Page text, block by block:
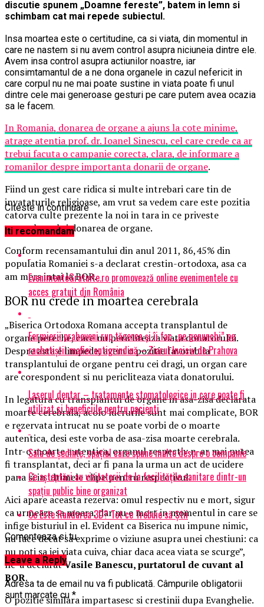
discutie spunem „Doamne fereste”, batem in lemn si
schimbam cat mai repede subiectul.
Insa moartea este o certitudine, ca si viata, din momentul in
care ne nastem si nu avem control asupra niciuneia dintre ele.
Avem insa control asupra actiunilor noastre, iar
consimtamantul de a ne dona organele in cazul nefericit in
care corpul nu ne mai poate sustine in viata poate fi unul
dintre cele mai generoase gesturi pe care putem avea ocazia
sa le facem.
In Romania, donarea de organe a ajuns la cote minime,
atrage atentia prof. dr. Ioanel Sinescu, cel care crede ca ar
trebui facuta o campanie corecta, clara, de informare a
romanilor despre importanta donarii de organe.
Fiind un gest care ridica si multe intrebari care tin de
invataturile religioase, am vrut sa vedem care este pozitia
catorva culte prezente la noi in tara in ce priveste
transplantul si donarea de organe.
Conform recensamantului din anul 2011, 86,45% din
populatia Romaniei s-a declarat crestin-ortodoxa, asa ca
am mers intai la BOR.
BOR nu crede in moartea cerebrala
„Biserica Ortodoxa Romana accepta transplantul de
organe pereche, care nu pericliteaza viata donatorului.
Despre asta e limpede, avem o pozitie favorabila
transplantului de organe pentru cei dragi, un organ care
are corespondent si nu pericliteaza viata donatorului.
In legatura cu transplantul de organe in asa-zisa declarata
moarte cerebrala, acolo lucrurile sunt mai complicate, BOR
e rezervata intrucat nu se poate vorbi de o moarte
autentica, desi este vorba de asa-zisa moarte cerebrala.
Intr-o moarte autentica, organul respectiv n-ar mai putea
fi transplantat, deci ar fi pana la urma un act de ucidere
pana si in ultimele clipe pentru respectivul.
Aici apare aceasta rezerva: omul respectiv nu e mort, sigur
ca urmeaza sa moara, dar nu e mort in momentul in care se
infige bisturiul in el. Evident ca Biserica nu impune nimic,
nu face decat sa exprime o viziune asupra unei chestiuni: ca
nu poti sa iei viata cuiva, chiar daca acea viata se scurge”,
ne-a declaratVasile Banescu, purtatorul de cuvant al
BOR.
O pozitie similara impartasesc si crestinii dupa Evanghelie.
Citeste in continuare
Iti recomandam
EvenimenteGratuite.ro promovează online evenimentele cu
acces gratuit din România
Fermierii prahoveni rup tăcerea și îi fac „pe genunchi” pe
rachetiștii mafiei antigrindină – Ziarul Incisiv de Prahova
Laserul dentar – tratamente stomatologice in care poate fi
utilizat si beneficiile pentru pacienti
Sala de ședințe, spațiul care spune multe despre o companie
Ce așteptări au vizitatorii de la facilitățile sanitare dintr-un
spațiu public bine organizat
Ce Este Randarea 3D? Tot ce Trebuie să Știi
Comenteaza si tu
Leave a Reply
Adresa ta de email nu va fi publicată. Câmpurile obligatorii
sunt marcate cu *